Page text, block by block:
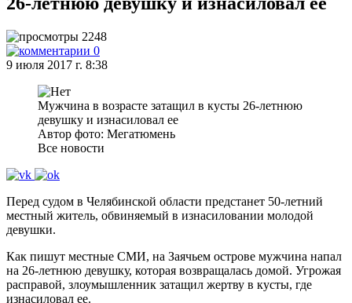
2248
0
9 июля 2017 г. 8:38
Мужчина в возрасте затащил в кусты 26-летнюю
девушку и изнасиловал ее
Автор фото: Мегатюмень
Все новости
Перед судом в Челябинской области предстанет 50-летний
местный житель, обвиняемый в изнасиловании молодой
девушки.
Как пишут местные СМИ, на Заячьем острове мужчина напал
на 26-летнюю девушку, которая возвращалась домой. Угрожая
расправой, злоумышленник затащил жертву в кусты, где
изнасиловал ее.